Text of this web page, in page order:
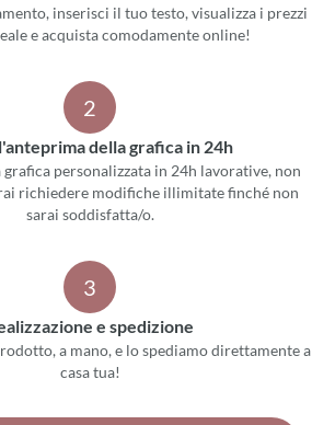
inserisci il tuo testo, visualizza i prezzi
e acquista comodamente online!
2
della grafica in 24h
personalizzata in 24h lavorative, non
richiedere modifiche illimitate finché non
sarai soddisfatta/o.
3
e spedizione
a mano, e lo spediamo direttamente a
casa tua!